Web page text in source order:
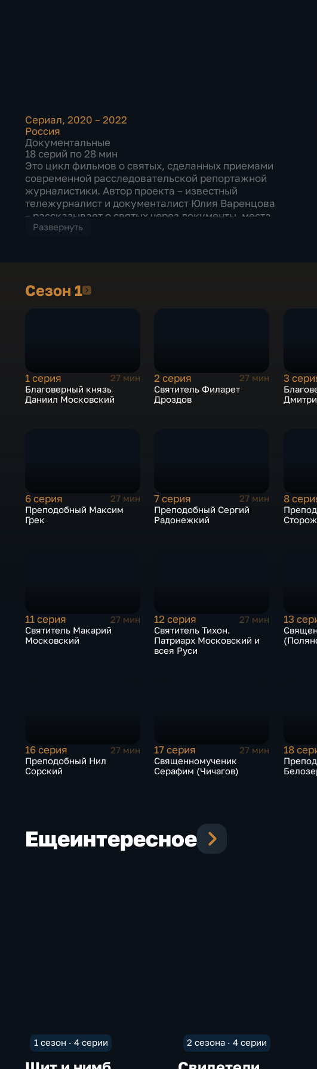
Сериал, 2020 – 2022
Россия
Документальные
18 серий по 28 мин
Это цикл фильмов о святых, сделанных приемами
современной расследовательской репортажной
журналистики. Автор проекта – известный
тележурналист и документалист Юлия Варенцова
– рассказывает о святых через документы, места
и живые свидетельства их жизни, служения, быта
как сегодня города России празднуют дни своих
Развернуть
Сезон 1Сезон 1
1 серия
27 мин
Благоверный князь
Даниил Московский
2 серия
27 мин
Святитель Филарет
Дроздов
3
6 серия
27 мин
Преподобный Максим
Грек
7 серия
27 мин
Преподобный Сергий
Радонежкий
8
11 серия
27 мин
Святитель Макарий
Московский
12 серия
27 мин
Святитель Тихон.
Патриарх Московский и
всея Руси
13
16 серия
27 мин
Преподобный Нил
Сорский
17 серия
27 мин
Священномученик
Серафим (Чичагов)
18
Ещеинтересное
1 сезон · 4 серии 2 сезона · 4 серии